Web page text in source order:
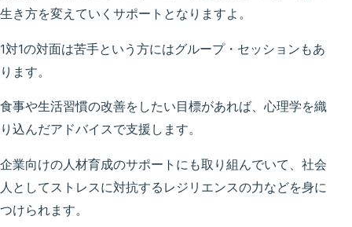
生き方を変えていくサポートとなりますよ。
1対1の対面は苦手という方にはグループ・セッションもあ
ります。
食事や生活習慣の改善をしたい目標があれば、心理学を織
り込んだアドバイスで支援します。
企業向けの人材育成のサポートにも取り組んでいて、社会
人としてストレスに対抗するレジリエンスの力などを身に
つけられます。